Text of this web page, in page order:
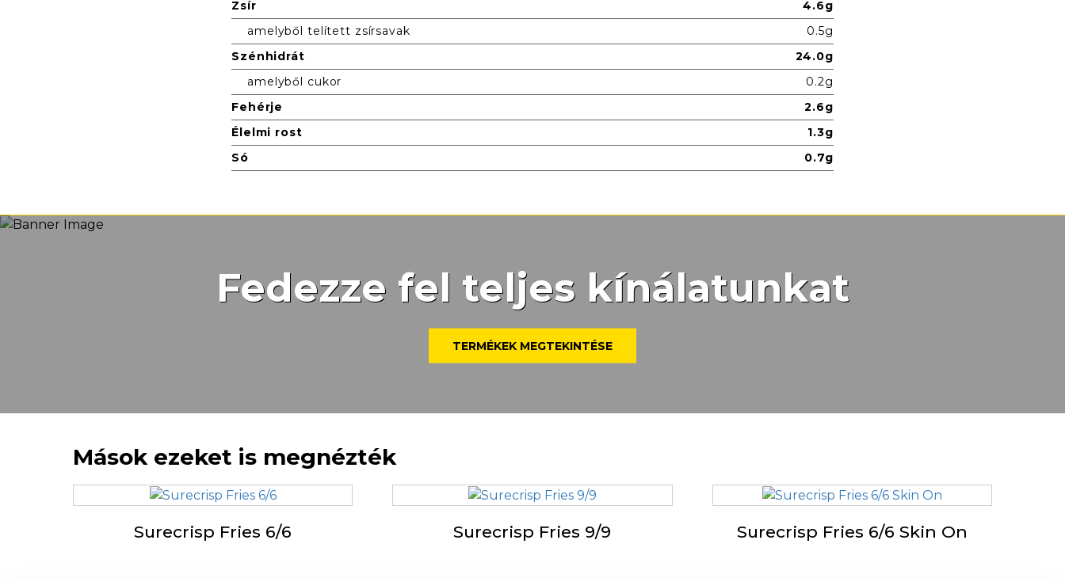
Zsír
4.6g
amelyből telített zsírsavak
0.5g
Szénhidrát
24.0g
amelyből cukor
0.2g
Fehérje
2.6g
Élelmi rost
1.3g
Só
0.7g
Fedezze fel teljes kínálatunkat
TERMÉKEK MEGTEKINTÉSE
Mások ezeket is megnézték
Surecrisp Fries 6/6 Surecrisp Fries 9/9 Surecrisp Fries 6/6 Skin On